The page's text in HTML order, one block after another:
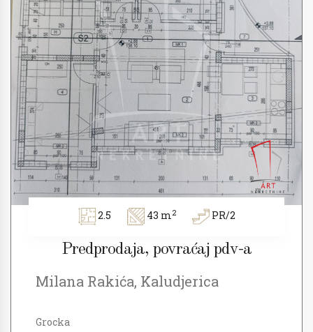
2.5 43 m2 PR/2
Predprodaja, povraćaj pdv-a
Milana Rakića, Kaludjerica
Grocka